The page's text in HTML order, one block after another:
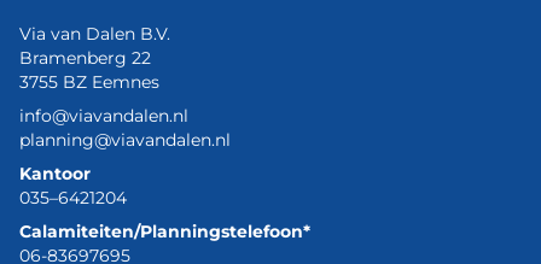
Via van Dalen B.V.
Bramenberg 22
3755 BZ Eemnes
info@viavandalen.nl
planning@viavandalen.nl
Kantoor
035–6421204
Calamiteiten/Planningstelefoon*
06-83697695